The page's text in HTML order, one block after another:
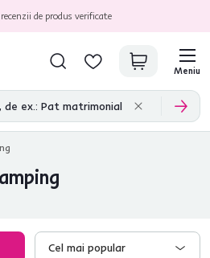
în valoare de minim 1000 lei.
recenzii de produs verificate
Meniu
Cel mai popular